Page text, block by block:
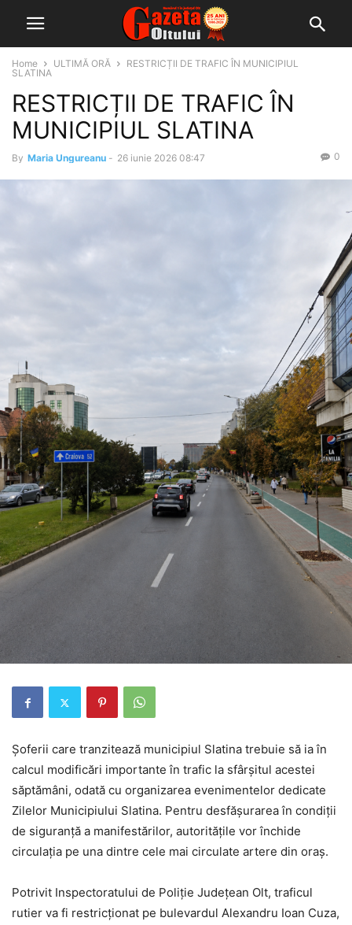
Home ULTIMĂ ORĂ
RESTRICȚII DE TRAFIC ÎN MUNICIPIUL
SLATINA
RESTRICȚII DE TRAFIC ÎN
MUNICIPIUL SLATINA
By Maria Ungureanu - 26 iunie 2026 08:47 0
Șoferii care tranzitează municipiul Slatina trebuie să ia în
calcul modificări importante în trafic la sfârșitul acestei
săptămâni, odată cu organizarea evenimentelor dedicate
Zilelor Municipiului Slatina. Pentru desfășurarea în condiții
de siguranță a manifestărilor, autoritățile vor închide
circulația pe una dintre cele mai circulate artere din oraș.
Potrivit Inspectoratului de Poliție Județean Olt, traficul
rutier va fi restricționat pe bulevardul Alexandru Ioan Cuza,